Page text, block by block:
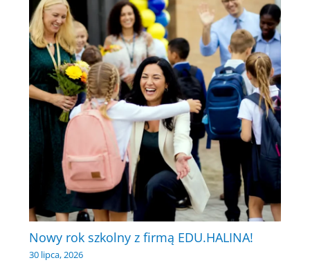
Nowy rok szkolny z firmą EDU.HALINA!
30 lipca, 2026